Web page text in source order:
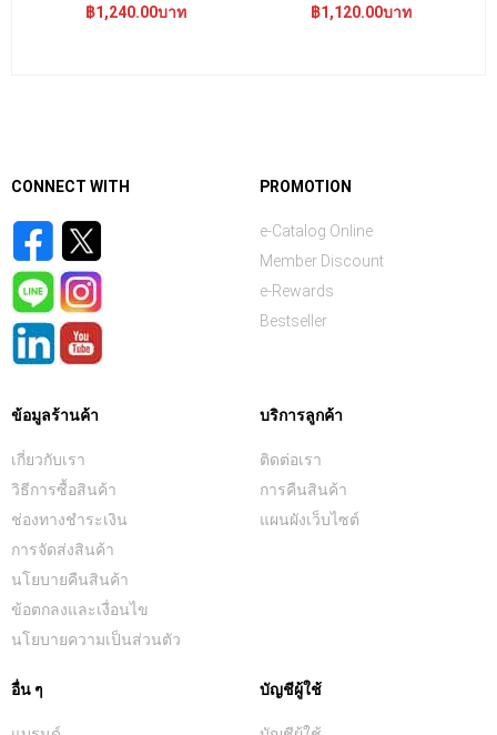
฿1,240.00บาท
฿1,120.00บาท
CONNECT WITH PROMOTION
e-Catalog Online
Member Discount
e-Rewards
Bestseller
ข้อมูลร้านค้า
เกี่ยวกับเรา
วิธีการซื้อสินค้า
ช่องทางชำระเงิน
การจัดส่งสินค้า
นโยบายคืนสินค้า
ข้อตกลงและเงื่อนไข
นโยบายความเป็นส่วนตัว
บริการลูกค้า
ติดต่อเรา
การคืนสินค้า
แผนผังเว็บไซต์
อื่น ๆ บัญชีผู้ใช้